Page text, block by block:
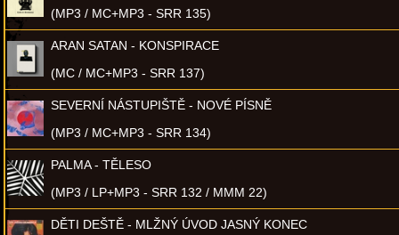
(MP3 / MC+MP3 - SRR 135)
ARAN SATAN - KONSPIRACE
(MC / MC+MP3 - SRR 137)
SEVERNÍ NÁSTUPIŠTĚ - NOVÉ PÍSNĚ
(MP3 / MC+MP3 - SRR 134)
PALMA - TĚLESO
(MP3 / LP+MP3 - SRR 132 / MMM 22)
DĚTI DEŠTĚ - MLŽNÝ ÚVOD JASNÝ KONEC